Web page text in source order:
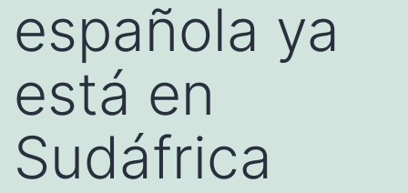
española ya
está en
Sudáfrica